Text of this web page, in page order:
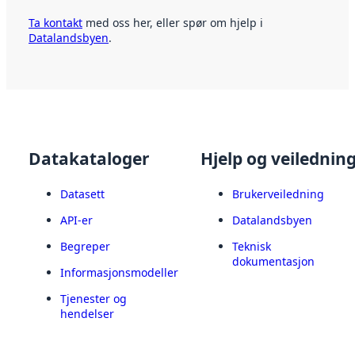
Ta kontakt med oss her, eller spør om hjelp i
Datalandsbyen.
Datakataloger
Datasett
API-er
Begreper
Informasjonsmodeller
Tjenester og
hendelser
Hjelp og
Brukerveiledning
Datalandsbyen
Teknisk
dokumentasjon